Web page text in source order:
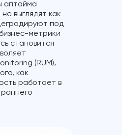
аптайма
выглядят как
под
метрики
становится
(RUM),
как
работает в